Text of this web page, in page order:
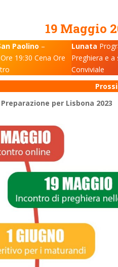
19 Maggio
Paolino –
19:30 Cena Ore
Lunata
Preghiera e
Conviviale
per Lisbona 2023